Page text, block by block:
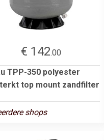
€ 142.00
TPP-350 polyester
top mount zandfilter
shops